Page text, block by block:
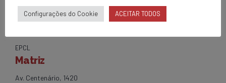
EPCL
Matriz
Av. Centenário, 1420
Configurações do Cookie ACEITAR TODOS